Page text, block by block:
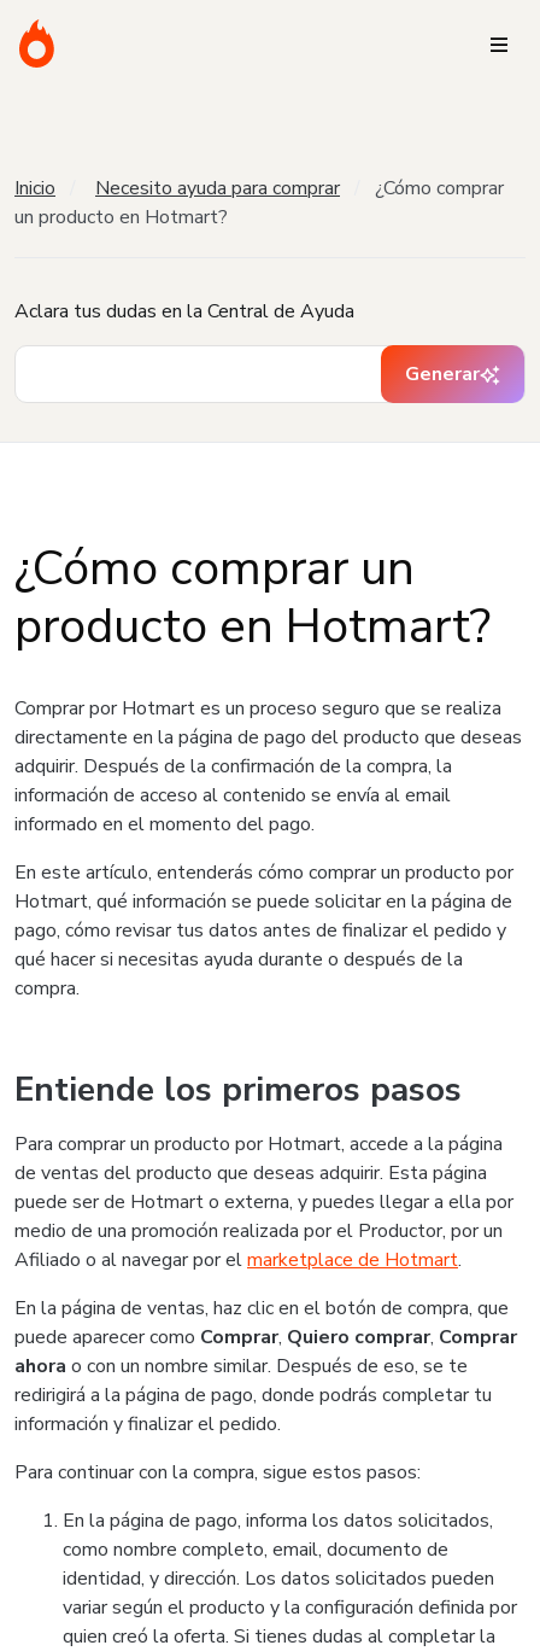
Inicio Necesito ayuda para comprar
¿Cómo comprar
un producto en Hotmart?
Aclara tus dudas en la Central de Ayuda
Generar
¿Cómo comprar un
producto en Hotmart?
Comprar por Hotmart es un proceso seguro que se realiza
directamente en la página de pago del producto que deseas
adquirir. Después de la confirmación de la compra, la
información de acceso al contenido se envía al email
informado en el momento del pago.
En este artículo, entenderás cómo comprar un producto por
Hotmart, qué información se puede solicitar en la página de
pago, cómo revisar tus datos antes de finalizar el pedido y
qué hacer si necesitas ayuda durante o después de la
compra.
Entiende los primeros pasos
Para comprar un producto por Hotmart, accede a la página
de ventas del producto que deseas adquirir. Esta página
puede ser de Hotmart o externa, y puedes llegar a ella por
medio de una promoción realizada por el Productor, por un
Afiliado o al navegar por elmarketplace de Hotmart.
En la página de ventas, haz clic en el botón de compra, que
puede aparecer como Comprar, Quiero comprar, Comprar
ahora o con un nombre similar. Después de eso, se te
redirigirá a la página de pago, donde podrás completar tu
información y finalizar el pedido.
Para continuar con la compra, sigue estos pasos:
En la página de pago, informa los datos solicitados,
como nombre completo, email, documento de
identidad, y dirección. Los datos solicitados pueden
variar según el producto y la configuración definida por
quien creó la oferta. Si tienes dudas al completar la